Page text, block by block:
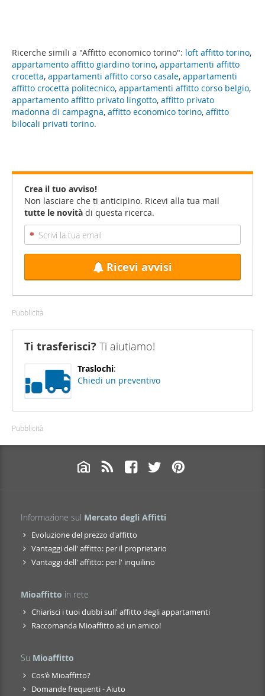
Ricerche simili a "Affitto economico torino": loft affitto torino,
appartamento affitto giardino torino, appartamenti affitto
crocetta, appartamenti affitto corso casale, appartamenti
affitto crocetta politecnico, appartamenti affitto corso belgio,
appartamento affitto privato lingotto, affitto privato
madonna di campagna, affitto economico torino, affitto
bilocali privati torino.
Crea il tuo avviso!
Non lasciare che ti anticipino. Ricevi alla tua mail
tutte le novità di questa ricerca.
Ricevi avvisi
Pubblicità
Ti trasferisci? Ti aiutiamo!
Traslochi:
Chiedi un preventivo
Pubblicità
Informazione sul Mercato degli Affitti
Evoluzione del prezzo d'affitto
Vantaggi dell' affitto: per il proprietario
Vantaggi dell' affitto: per l' inquilino
Mioaffitto in rete
Chiarisci i tuoi dubbi sull' affitto degli appartamenti
Raccomanda Mioaffitto ad un amico!
Su Mioaffitto
Cos'è Mioaffitto?
Domande frequenti - Aiuto